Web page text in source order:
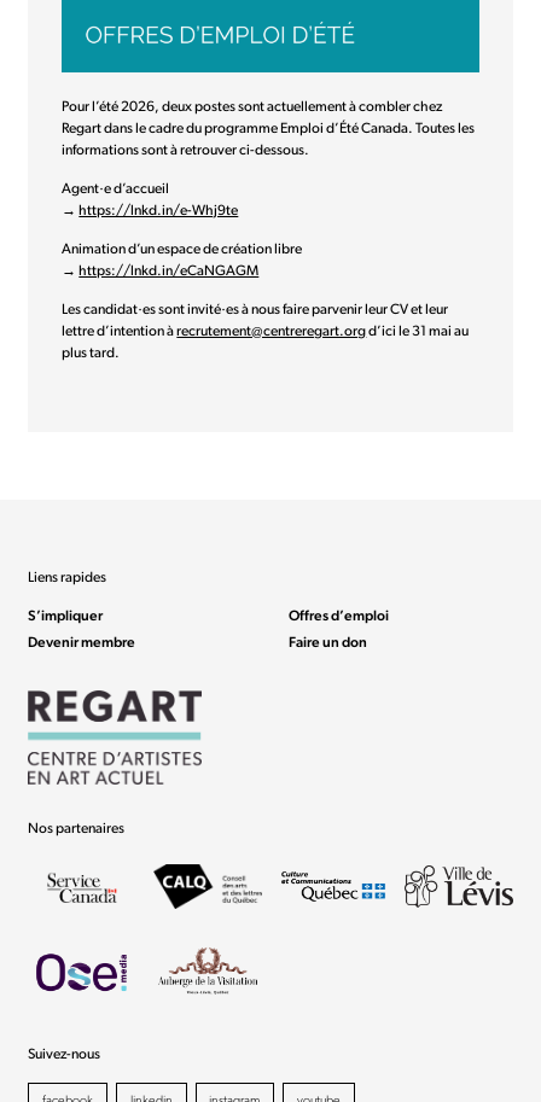
Pour l’été 2026, deux postes sont actuellement à combler chez
Regart dans le cadre du programme Emploi d’Été Canada. Toutes les
informations sont à retrouver ci-dessous.
Agent·e d’accueil
→ https://lnkd.in/e-Whj9te
Animation d’un espace de création libre
→ https://lnkd.in/eCaNGAGM
Les candidat·es sont invité·es à nous faire parvenir leur CV et leur
lettre d’intention àrecrutement@centreregart.orgd’ici le 31 mai au
plus tard.
Liens rapides
S’impliquer
Devenir membre
Offres d’emploi
Faire un don
Nos partenaires
Suivez-nous